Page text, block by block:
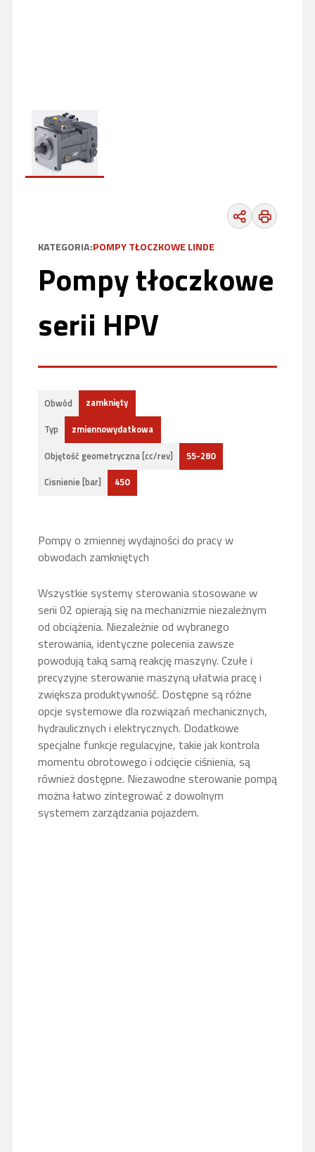
KATEGORIA:POMPY TŁOCZKOWE LINDE
Pompy tłoczkowe
serii HPV
Obwód
zamknięty
Typ
zmiennowydatkowa
Objętość geometryczna [cc/rev]
55-280
Cisnienie [bar]
450
Pompy o zmiennej wydajności do pracy w
obwodach zamkniętych
Wszystkie systemy sterowania stosowane w
serii 02 opierają się na mechanizmie niezależnym
od obciążenia. Niezależnie od wybranego
sterowania, identyczne polecenia zawsze
powodują taką samą reakcję maszyny. Czułe i
precyzyjne sterowanie maszyną ułatwia pracę i
zwiększa produktywność. Dostępne są różne
opcje systemowe dla rozwiązań mechanicznych,
hydraulicznych i elektrycznych. Dodatkowe
specjalne funkcje regulacyjne, takie jak kontrola
momentu obrotowego i odcięcie ciśnienia, są
również dostępne. Niezawodne sterowanie pompą
można łatwo zintegrować z dowolnym
systemem zarządzania pojazdem.